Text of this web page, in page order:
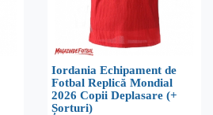
Iordania Echipament de
Fotbal Replică Mondial
2026 Copii Deplasare (+
Șorturi)